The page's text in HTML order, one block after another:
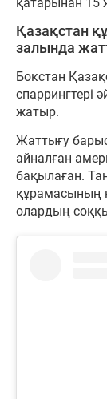
Қазақстан
залында
Бокстан
спаррингтері
жатыр.
Жаттығу
айналған
бақылаған.
құрамасының
олардың